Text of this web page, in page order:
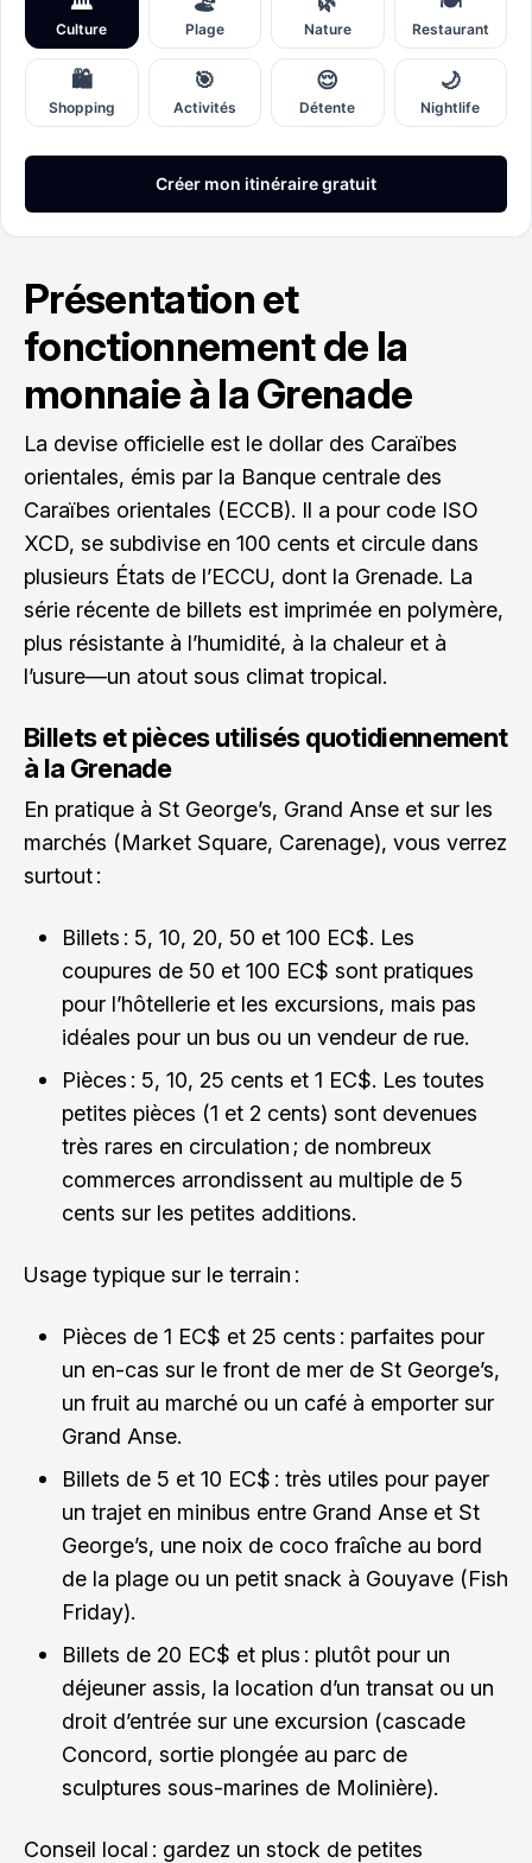
Présentation et
fonctionnement de la
monnaie à la Grenade
La devise officielle est le dollar des Caraïbes
orientales, émis par la Banque centrale des
Caraïbes orientales (ECCB). Il a pour code ISO
XCD, se subdivise en 100 cents et circule dans
plusieurs États de l’ECCU, dont la Grenade. La
série récente de billets est imprimée en polymère,
plus résistante à l’humidité, à la chaleur et à
l’usure—un atout sous climat tropical.
Billets et pièces utilisés quotidiennement
à la Grenade
En pratique à St George’s, Grand Anse et sur les
marchés (Market Square, Carenage), vous verrez
surtout :
Billets : 5, 10, 20, 50 et 100 EC$. Les
coupures de 50 et 100 EC$ sont pratiques
pour l’hôtellerie et les excursions, mais pas
idéales pour un bus ou un vendeur de rue.
Pièces : 5, 10, 25 cents et 1 EC$. Les toutes
petites pièces (1 et 2 cents) sont devenues
très rares en circulation ; de nombreux
commerces arrondissent au multiple de 5
cents sur les petites additions.
Usage typique sur le terrain :
Pièces de 1 EC$ et 25 cents : parfaites pour
un en-cas sur le front de mer de St George’s,
un fruit au marché ou un café à emporter sur
Grand Anse.
Billets de 5 et 10 EC$ : très utiles pour payer
un trajet en minibus entre Grand Anse et St
George’s, une noix de coco fraîche au bord
de la plage ou un petit snack à Gouyave (Fish
Friday).
Billets de 20 EC$ et plus : plutôt pour un
déjeuner assis, la location d’un transat ou un
droit d’entrée sur une excursion (cascade
Concord, sortie plongée au parc de
sculptures sous-marines de Molinière).
Conseil local : gardez un stock de petites